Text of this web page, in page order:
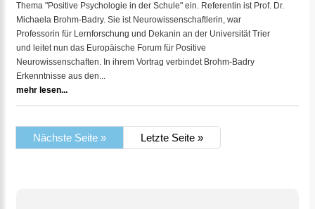
Thema "Positive Psychologie in der Schule" ein. Referentin ist Prof. Dr.
Michaela Brohm-Badry. Sie ist Neurowissenschaftlerin, war
Professorin für Lernforschung und Dekanin an der Universität Trier
und leitet nun das Europäische Forum für Positive
Neurowissenschaften. In ihrem Vortrag verbindet Brohm-Badry
Erkenntnisse aus den...
mehr lesen...
Nächste Seite » Letzte Seite »